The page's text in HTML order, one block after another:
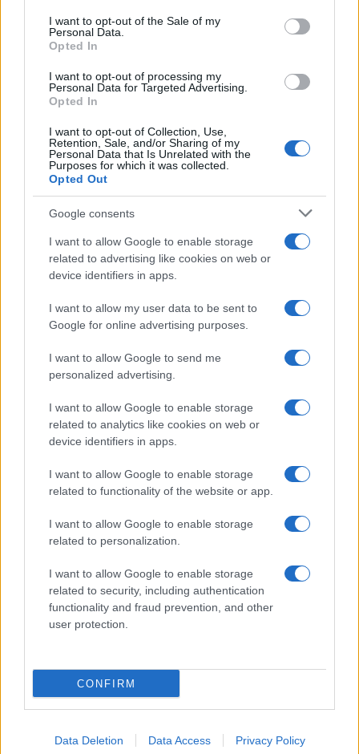
consent section.
I want to opt-out of the Sale of my
Personal Data.
Opted In
I want to opt-out of processing my
Personal Data for Targeted Advertising.
Opted In
I want to opt-out of Collection, Use,
Retention, Sale, and/or Sharing of my
Personal Data that Is Unrelated with the
Purposes for which it was collected.
Opted Out
Google consents
I want to allow Google to enable storage
related to advertising like cookies on web or
device identifiers in apps.
I want to allow my user data to be sent to
Google for online advertising purposes.
I want to allow Google to send me
personalized advertising.
I want to allow Google to enable storage
related to analytics like cookies on web or
device identifiers in apps.
I want to allow Google to enable storage
related to functionality of the website or app.
I want to allow Google to enable storage
related to personalization.
I want to allow Google to enable storage
related to security, including authentication
functionality and fraud prevention, and other
user protection.
CONFIRM
Data Deletion Data Access Privacy Policy
SECTIONS
La finance
Crypto-monnaies
Financement
MAGAZINE
À propos
Contact
Politique cookies
Conditions d'utilisation
2729933
Avertissement : Investirmag s'engage à garder vos informations exactes et à
jour. Ces informations peuvent différer de ce que vous voyez lorsque vous
visitez une institution financière, un fournisseur de services ou un site de
produit spécifique. Tous les produits financiers, produits d'achat et services
sont présentés sans garantie. Lors de l'évaluation des offres, consultez les
ITALIE
Casa Magazine
Donne Magazine
Food Blog
Milano Notizie